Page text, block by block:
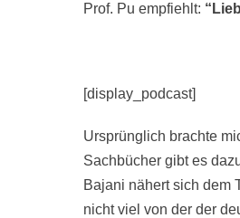
Prof. Pu empfiehlt:
[display_podcast]
Ursprünglich brachte
Sachbücher gibt es
Bajani nähert sich dem
nicht viel von der der